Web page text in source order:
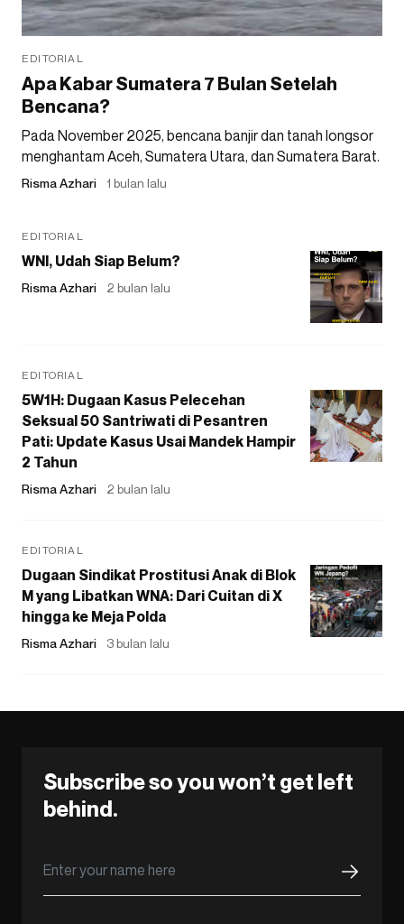
EDITORIAL
Apa Kabar Sumatera 7 Bulan Setelah
Bencana?
Pada November 2025, bencana banjir dan tanah longsor
menghantam Aceh, Sumatera Utara, dan Sumatera Barat.
Risma Azhari 1 bulan lalu
EDITORIAL
WNI, Udah Siap Belum?
Risma Azhari 2 bulan lalu
EDITORIAL
5W1H: Dugaan Kasus Pelecehan
Seksual 50 Santriwati di Pesantren
Pati: Update Kasus Usai Mandek Hampir
2 Tahun
Risma Azhari 2 bulan lalu
EDITORIAL
Dugaan Sindikat Prostitusi Anak di Blok
M yang Libatkan WNA: Dari Cuitan di X
hingga ke Meja Polda
Risma Azhari 3 bulan lalu
Subscribe so you won’t get left
behind.